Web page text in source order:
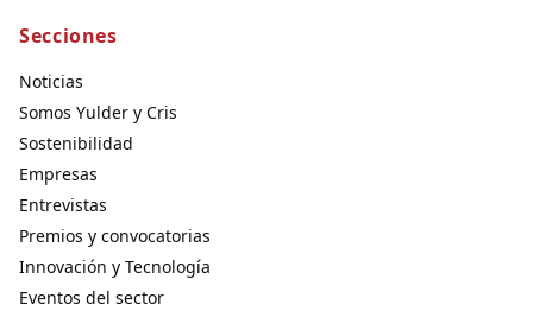
Secciones
Noticias
Somos Yulder y Cris
Sostenibilidad
Empresas
Entrevistas
Premios y convocatorias
Innovación y Tecnología
Eventos del sector